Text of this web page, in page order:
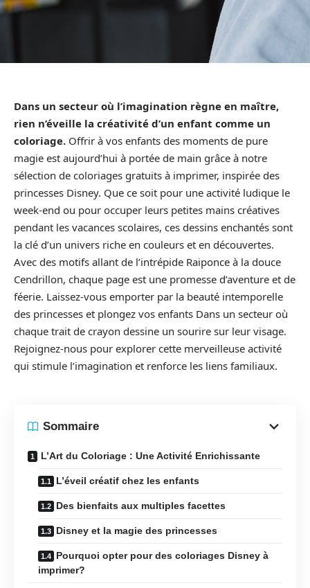
Dans un secteur où l’imagination règne en maître,
rien n’éveille la créativité d’un enfant comme un
coloriage. Offrir à vos enfants des moments de pure
magie est aujourd’hui à portée de main grâce à notre
sélection de coloriages gratuits à imprimer, inspirée des
princesses Disney. Que ce soit pour une activité ludique le
week-end ou pour occuper leurs petites mains créatives
pendant les vacances scolaires, ces dessins enchantés sont
la clé d’un univers riche en couleurs et en découvertes.
Avec des motifs allant de l’intrépide Raiponce à la douce
Cendrillon, chaque page est une promesse d’aventure et de
féerie. Laissez-vous emporter par la beauté intemporelle
des princesses et plongez vos enfants Dans un secteur où
chaque trait de crayon dessine un sourire sur leur visage.
Rejoignez-nous pour explorer cette merveilleuse activité
qui stimule l’imagination et renforce les liens familiaux.
Sommaire
L’Art du Coloriage : Une Activité Enrichissante
L’éveil créatif chez les enfants
Des bienfaits aux multiples facettes
Disney et la magie des princesses
Pourquoi opter pour des coloriages Disney à
imprimer?